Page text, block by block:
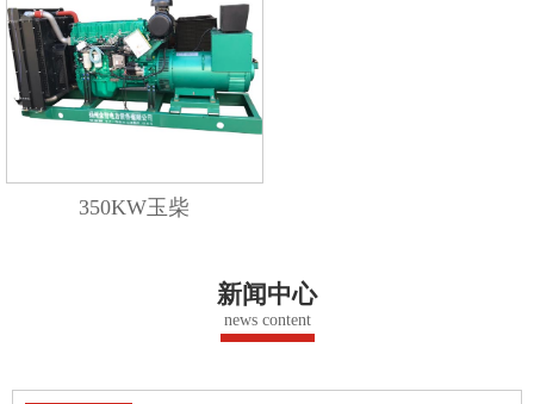
350KW玉柴
新闻中心
news content